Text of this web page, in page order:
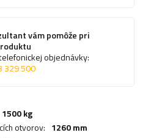
vám pomôže pri
objednávky:
329 500
1500 kg
otvorov: 1260 mm